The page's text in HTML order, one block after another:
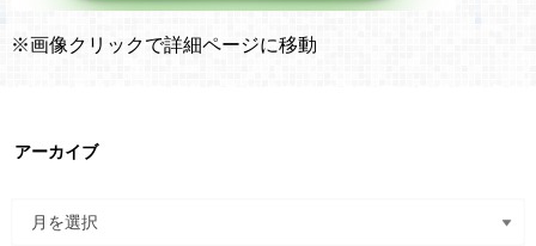
※画像クリックで詳細ページに移動
アーカイブ